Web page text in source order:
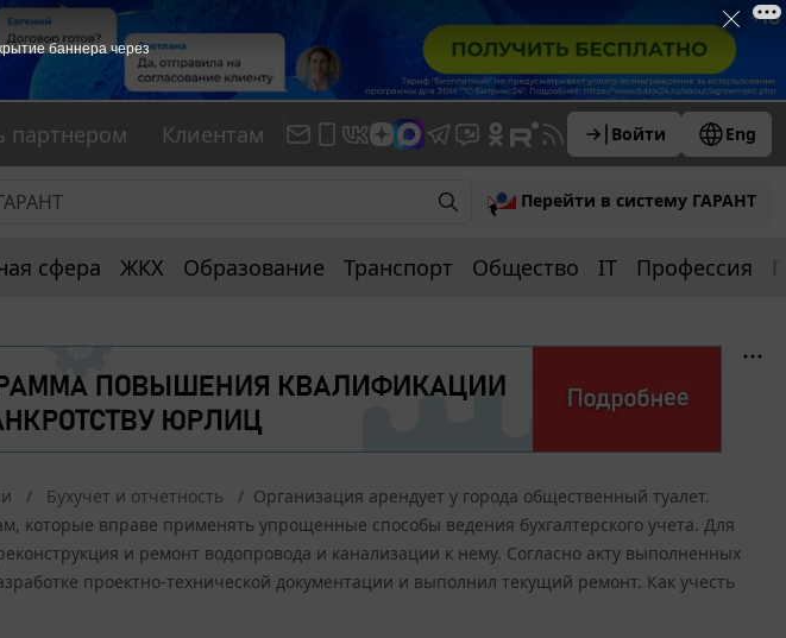
партнером Клиентам Войти Eng
Перейти в систему ГАРАНТ
сфера ЖКХ Образование Транспорт Общество IT Профессия
Бухучет и отчетность
Организация арендует у города общественный туалет.
которые вправе применять упрощенные способы ведения бухгалтерского учета. Для
и ремонт водопровода и канализации к нему. Согласно акту выполненных
проектно-технической документации и выполнил текущий ремонт. Как учесть
баннера через